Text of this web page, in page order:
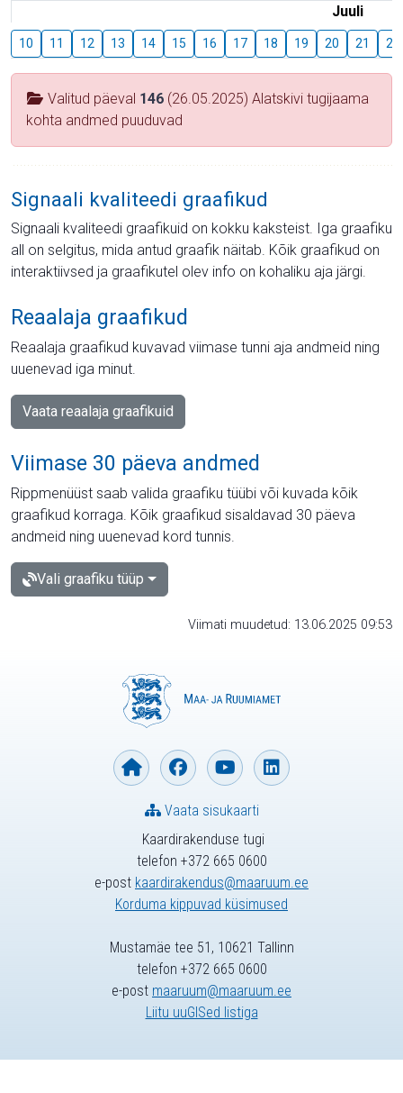
Juuli
10 11 12 13 14 15 16 17 18 19 20 21 22
Valitud päeval 146 (26.05.2025) Alatskivi tugijaama
kohta andmed puuduvad
Signaali kvaliteedi graafikud
Signaali kvaliteedi graafikuid on kokku kaksteist. Iga graafiku
all on selgitus, mida antud graafik näitab. Kõik graafikud on
interaktiivsed ja graafikutel olev info on kohaliku aja järgi.
Reaalaja graafikud
Reaalaja graafikud kuvavad viimase tunni aja andmeid ning
uuenevad iga minut.
Vaata reaalaja graafikuid
Viimase 30 päeva andmed
Rippmenüüst saab valida graafiku tüübi või kuvada kõik
graafikud korraga. Kõik graafikud sisaldavad 30 päeva
andmeid ning uuenevad kord tunnis.
Vali graafiku tüüp
Viimati muudetud: 13.06.2025 09:53
Kaardirakenduse tugi
telefon +372 665 0600
e-post kaardirakendus@maaruum.ee
Korduma kippuvad küsimused
Vaata sisukaarti
Mustamäe tee 51, 10621 Tallinn
telefon +372 665 0600
e-post maaruum@maaruum.ee
Liitu uuGISed listiga